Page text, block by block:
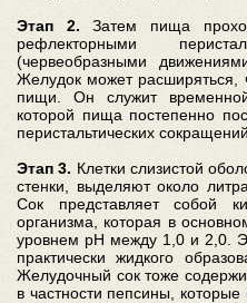
Этап 2. Затем пища
рефлекторными
(червеобразными
Желудок может
пищи. Он служит
которой пища постепенно
перистальтических
Этап 3. Клетки слизистой
стенки, выделяют около
Сок представляет собой
организма, которая в
уровнем pH между 1,0 и 2,0.
практически жидкого
Желудочный сок тоже
в частности пепсины,